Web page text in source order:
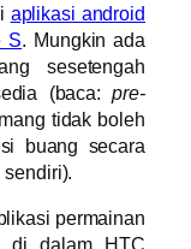
aplikasi android
S . Mungkin ada
sesetengah
(baca:pre-
tidak boleh
buang secara
permainan
di dalam HTC